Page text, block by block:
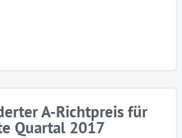
A-Richtpreis für
Quartal 2017